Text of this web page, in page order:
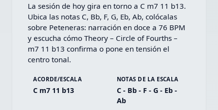
La sesión de hoy gira en torno a C m7 11 b13.
Ubica las notas C, Bb, F, G, Eb, Ab, colócalas
sobre Peteneras: narración en doce a 76 BPM
y escucha cómo Theory – Circle of Fourths –
m7 11 b13 confirma o pone en tensión el
centro tonal.
ACORDE/ESCALA
C m7 11 b13
NOTAS DE LA ESCALA
C - Bb - F - G - Eb -
Ab